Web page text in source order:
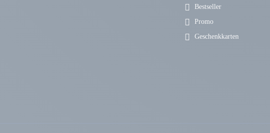
Bestseller
Promo
Geschenkkarten